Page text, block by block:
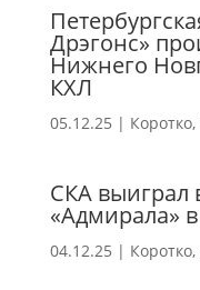
Дрэгонс»
Нижнего
КХЛ
05.12.25 | Коротко,
СКА выиграл
«Адмирала»
04.12.25 | Коротко,